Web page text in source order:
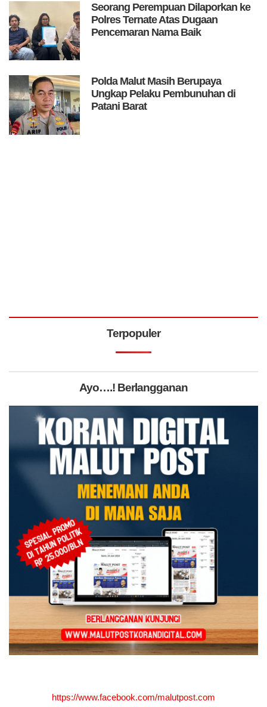
Seorang Perempuan Dilaporkan ke
Polres Ternate Atas Dugaan
Pencemaran Nama Baik
Polda Malut Masih Berupaya
Ungkap Pelaku Pembunuhan di
Patani Barat
Terpopuler
Ayo….! Berlangganan
https://www.facebook.com/malutpost.com